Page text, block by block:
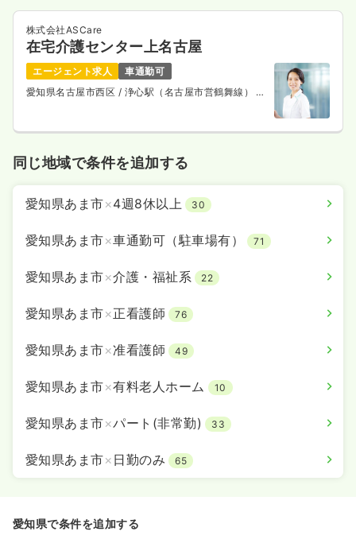
株式会社ASCare
在宅介護センター上名古屋
エージェント求人
車通勤可
愛知県名古屋市西区 / 浄心駅（名古屋市営鶴舞線） 徒
同じ地域で条件を追加する
愛知県あま市×4週8休以上 30
愛知県あま市×車通勤可（駐車場有） 71
愛知県あま市×介護・福祉系 22
愛知県あま市×正看護師 76
愛知県あま市×准看護師 49
愛知県あま市×有料老人ホーム 10
愛知県あま市×パート(非常勤) 33
愛知県あま市× 日勤のみ 65
愛知県で条件を追加する